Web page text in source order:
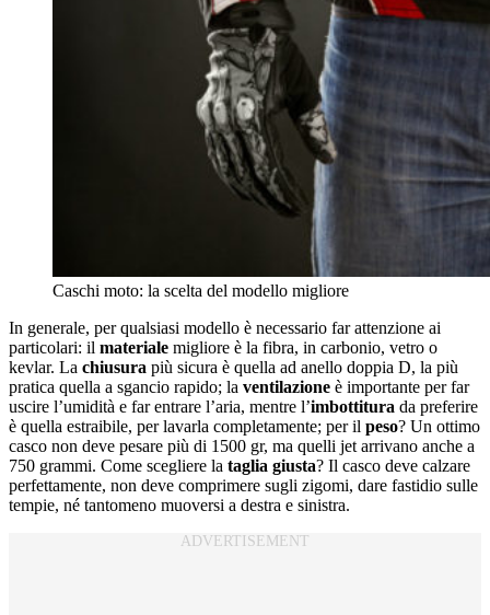
Caschi moto: la scelta del modello migliore
In generale, per qualsiasi modello è necessario far attenzione ai
particolari: il materiale migliore è la fibra, in carbonio, vetro o
kevlar. La chiusura più sicura è quella ad anello doppia D, la più
pratica quella a sgancio rapido; la ventilazione è importante per far
uscire l’umidità e far entrare l’aria, mentre l’imbottitura da preferire
è quella estraibile, per lavarla completamente; per il peso? Un ottimo
casco non deve pesare più di 1500 gr, ma quelli jet arrivano anche a
750 grammi. Come scegliere la taglia giusta? Il casco deve calzare
perfettamente, non deve comprimere sugli zigomi, dare fastidio sulle
tempie, né tantomeno muoversi a destra e sinistra.